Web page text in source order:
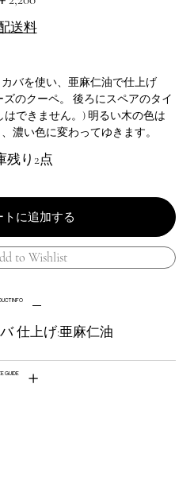
送料
バを使い、亜麻仁油で仕上げ
のクーペ。 後ろにスペアのタイ
できません。) 明るい木の色は
濃い色に変わってゆきます。
残り2点
トに追加する
to Wishlist
INFO
仕上げ:亜麻仁油
GUIDE